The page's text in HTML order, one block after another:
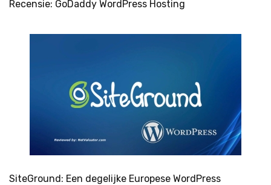
Recensie: GoDaddy WordPress Hosting
SiteGround: Een degelijke Europese WordPress